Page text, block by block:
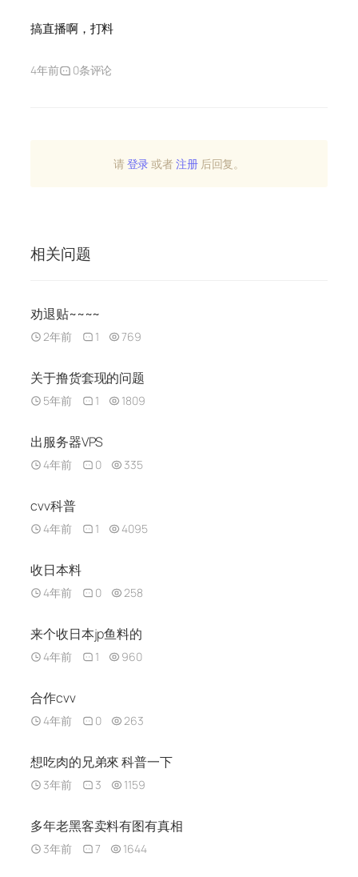
搞直播啊，打料
4年前 0条评论
请登录或者注册后回复。
相关问题
劝退贴~~~~
2年前 1 769
关于撸货套现的问题
5年前 1 1809
出服务器VPS
4年前 0 335
cvv科普
4年前 1 4095
收日本料
4年前 0 258
来个收日本jp鱼料的
4年前 1 960
合作cvv
4年前 0 263
想吃肉的兄弟來 科普一下
3年前 3 1159
多年老黑客卖料有图有真相
3年前 7 1644